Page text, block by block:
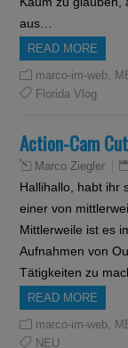
aus…
READ MORE
marco-im-web
Florida Vlog
Action-Cam
Marco Ziegler
Hallihallo, habt ihr
einer von
Mittlerweile ist es
Aufnahmen von
Tätigkeiten zu
READ MORE
marco-im-web
NEU